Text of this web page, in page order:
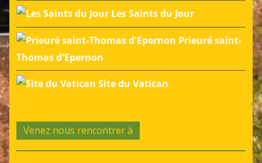
Les Saints du Jour
Prieuré saint-
Thomas d'Epernon
Site du Vatican
Venez nous rencontrer à